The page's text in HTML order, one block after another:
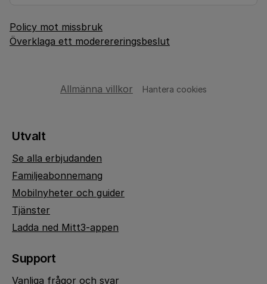
Policy mot missbruk
Överklaga ett moderereringsbeslut
Allmänna villkor Hantera cookies
Utvalt
Se alla erbjudanden
Familjeabonnemang
Mobilnyheter och guider
Tjänster
Ladda ned Mitt3-appen
Support
Vanliga frågor och svar